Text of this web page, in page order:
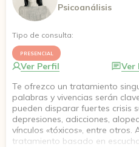
Psicoanálisis
Tipo de consulta:
PRESENCIAL
Ver Perfil
Ver
Te ofrezco un tratamiento
palabras y vivencias serán
pueden disparar fuertes crisis
depresiones, adicciones,
vínculos «tóxicos», entre otros.
tratamiento basado en